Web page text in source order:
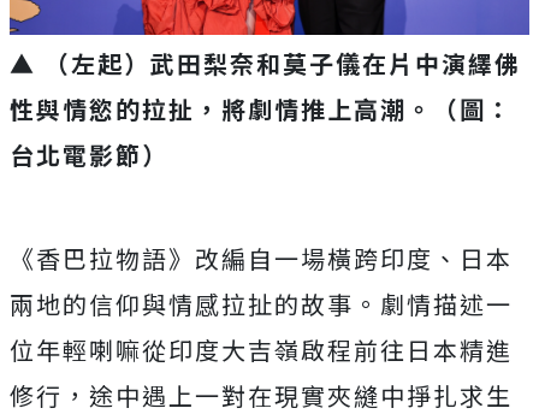
▲ （左起）武田梨奈和莫子儀在片中演繹佛
性與情慾的拉扯，將劇情推上高潮。（圖：
台北電影節）
《香巴拉物語》改編自一場橫跨印度、 日本
兩地的信仰與情感拉扯的故事。 劇情描述一
位年輕喇嘛從印度大吉嶺啟程前往日本精進
修行， 途中遇上一對在現實夾縫中掙扎求生